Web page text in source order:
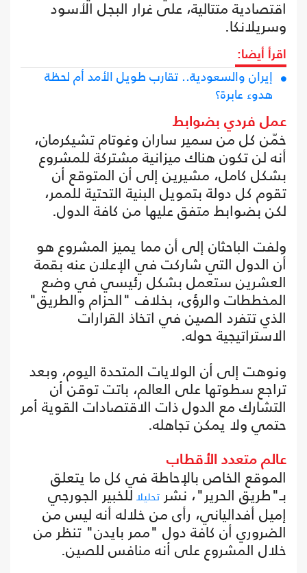
اقتصادية متتالية، على غرار البجل الأسود
وسريلانكا.
اقرأ أيضا:
إيران والسعودية.. تقارب طويل الأمد أم لحظة
هدوء عابرة؟
عمل فردي بضوابط
خمّن كل من سمير ساران وغوتام تشيكرمان،
أنه لن تكون هناك ميزانية مشتركة للمشروع
بشكل كامل، مشيرين إلى أن المتوقع أن
تقوم كل دولة بتمويل البنية التحتية للممر،
لكن بضوابط متفق عليها من كافة الدول.
ولفت الباحثان إلى أن مما يميز المشروع هو
أن الدول التي شاركت في الإعلان عنه بقمة
العشرين ستعمل بشكل رئيسي في وضع
المخططات والرؤى، بخلاف "الحزام والطريق"
الذي تتفرد الصين في اتخاذ القرارات
الاستراتيجية حوله.
ونوهت إلى أن الولايات المتحدة اليوم، وبعد
تراجع سطوتها على العالم، باتت توقن أن
التشارك مع الدول ذات الاقتصادات القوية أمر
حتمي ولا يمكن تجاهله.
عالم متعدد الأقطاب
الموقع الخاص بالإحاطة في كل ما يتعلق
بـ"طريق الحرير"، نشر تحليلا للخبير الجورجي
إميل أفدالياني، رأى من خلاله أنه ليس من
الضروري أن كافة دول "ممر بايدن" تنظر من
خلال المشروع على أنه منافس للصين.